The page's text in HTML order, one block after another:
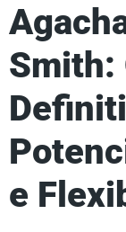
Smith:
e